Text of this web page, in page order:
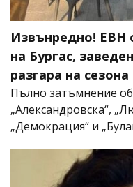
Извънредно! ЕВН
на Бургас,
разгара на
Пълно затъмнение
„Александровска“,
„Демокрация“ и